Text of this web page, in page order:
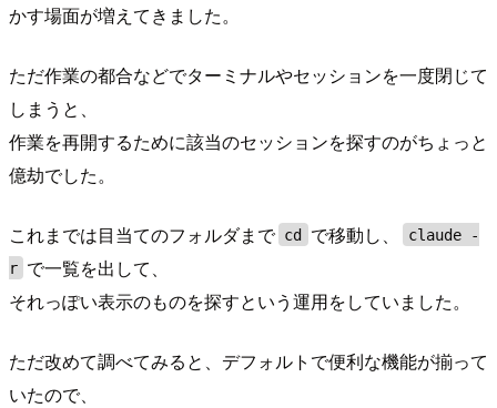
かす場面が増えてきました。
ただ作業の都合などでターミナルやセッションを一度閉じて
しまうと、
作業を再開するために該当のセッションを探すのがちょっと
億劫でした。
これまでは目当てのフォルダまで cd で移動し、
claude -
r で一覧を出して、
それっぽい表示のものを探すという運用をしていました。
ただ改めて調べてみると、デフォルトで便利な機能が揃って
いたので、